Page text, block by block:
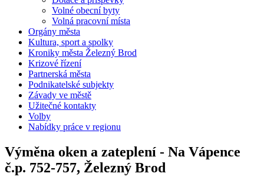
Volné obecní byty
Volná pracovní místa
Orgány města
Kultura, sport a spolky
Kroniky města Železný Brod
Krizové řízení
Partnerská města
Podnikatelské subjekty
Závady ve městě
Užitečné kontakty
Volby
Nabídky práce v regionu
Výměna oken a zateplení - Na Vápence
č.p. 752-757, Železný Brod